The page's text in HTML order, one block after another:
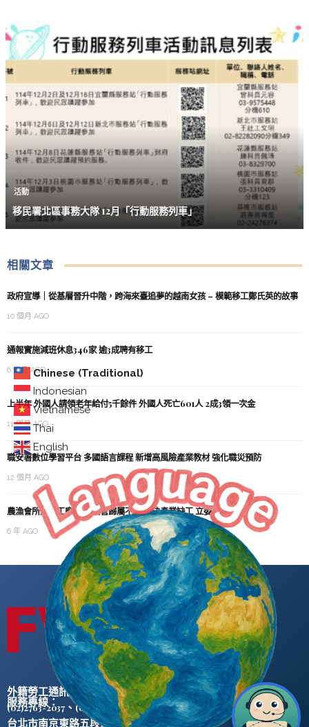
Chinese (Traditional)
Indonesian
Vietnamese
Thai
English
活動
移民署北區事務大隊 12月「行動服務列車」
相關文章
政府宣導｜從基層晉升中階，跨海來臺追夢的越南女孩 – 模範移工鄭氏英的故事
10 個月 AGO
通報實施減班休息346家 逾3成聘有移工
6 個月 AGO
上半年 外國人請領老年給付5千餘件 外國人死亡601人 2成3領一次金
11 個月 AGO
職安署數位學習平台 多國語言課程 新增高風險產業教材 強化職災預防
12 個月 AGO
農漁會所屬加工廠 主關機管歸屬不明 解決產業缺工 立委盼政院介入協調
6 年 AGO
外籍勞工通訊社版權所有 ©
服務專線：
(02)2763-2037 、(02)2765-0906
台北市南京東路五段47號5樓之2